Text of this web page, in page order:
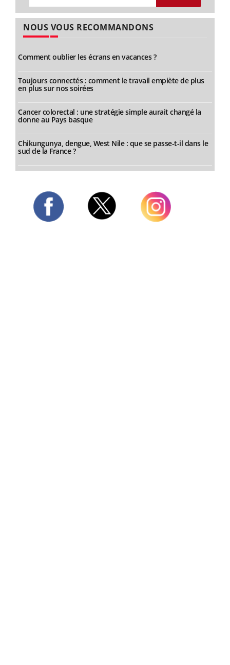
NOUS VOUS RECOMMANDONS
Comment oublier les écrans en vacances ?
Toujours connectés : comment le travail empiète de plus
en plus sur nos soirées
Cancer colorectal : une stratégie simple aurait changé la
donne au Pays basque
Chikungunya, dengue, West Nile : que se passe-t-il dans le
sud de la France ?